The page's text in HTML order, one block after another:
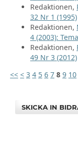
Redaktionen,
32 Nr 1 (1995)
Redaktionen,
4 (2003):
Redaktionen,
49 Nr 3 (2012)
<< < 3 4 5 6 7 8 9 10
SKICKA IN